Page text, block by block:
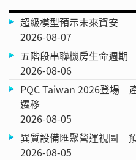
超級模型預示未來資安
2026-08-07
五階段串聯機房生命週
2026-08-06
PQC Taiwan 2026登場
遷移
2026-08-05
異質設備匯聚營運視圖
2026-08-05